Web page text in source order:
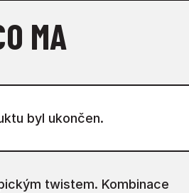
MA
byl ukončen.
twistem. Kombinace